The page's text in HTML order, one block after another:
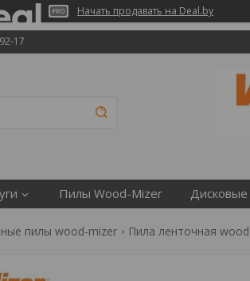
Начать продавать на Deal.by
17
Пилы Wood-Mizer
пилы wood-mizer Пила ленточная